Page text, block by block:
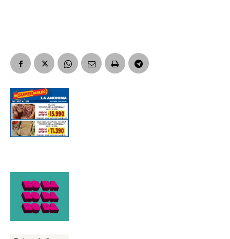
Nombre
Número de teléfono